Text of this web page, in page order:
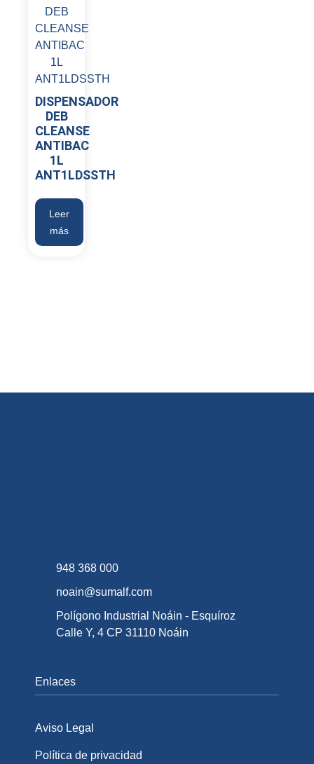
DISPENSADOR
DEB
CLEANSE
ANTIBAC
1L
ANT1LDSSTH
Leer
más
948 368 000
noain@sumalf.com
Polígono Industrial Noáin - Esquíroz
Calle Y, 4 CP 31110 Noáin
Enlaces
Aviso Legal
Política de privacidad